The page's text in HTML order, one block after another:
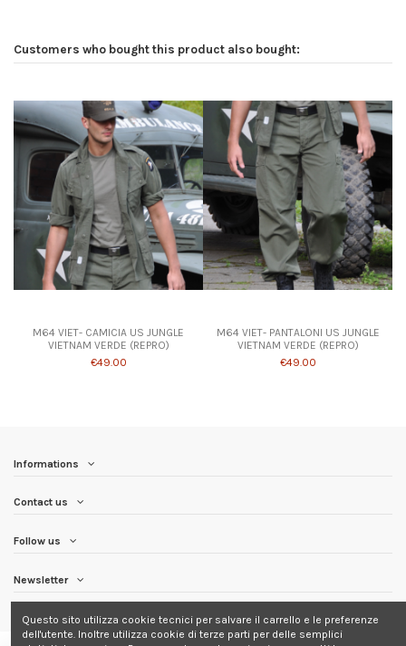
Customers who bought this product also bought:
M64 VIET- CAMICIA US JUNGLE
VIETNAM VERDE (REPRO)
€49.00
M64 VIET- PANTALONI US JUNGLE
VIETNAM VERDE (REPRO)
€49.00
Informations
Contact us
Follow us
Newsletter
Questo sito utilizza cookie tecnici per salvare il carrello e le preferenze
dell'utente. Inoltre utilizza cookie di terze parti per delle semplici